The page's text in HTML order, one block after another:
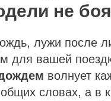
не
лужи после
для вашей
волнует
словах, а в